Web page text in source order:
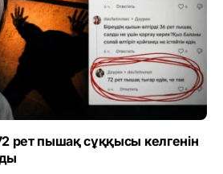
рет пышақ сұққысы келгенін